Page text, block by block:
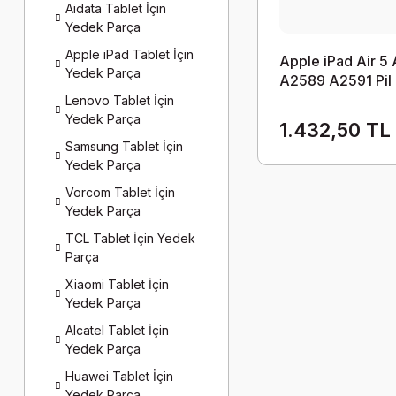
Aidata Tablet İçin
Yedek Parça
Apple iPad Tablet İçin
Yedek Parça
Lenovo Tablet İçin
Yedek Parça
Samsung Tablet İçin
Yedek Parça
Vorcom Tablet İçin
Yedek Parça
TCL Tablet İçin Yedek
Parça
Xiaomi Tablet İçin
Yedek Parça
Alcatel Tablet İçin
Yedek Parça
Huawei Tablet İçin
Apple iPad Air 5
A2589 A2591 Pil
1.432,50 TL